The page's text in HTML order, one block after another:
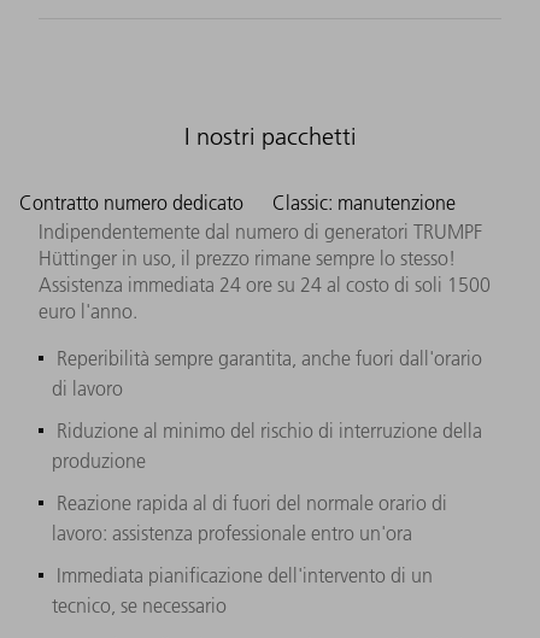
I nostri pacchetti
Contratto numero dedicato
Indipendentemente dal numero di generatori TRUMPF
Hüttinger in uso, il prezzo rimane sempre lo stesso!
Assistenza immediata 24 ore su 24 al costo di soli 1500
euro l'anno.
Reperibilità sempre garantita, anche fuori dall'orario
di lavoro
Riduzione al minimo del rischio di interruzione della
produzione
Reazione rapida al di fuori del normale orario di
lavoro: assistenza professionale entro un'ora
Immediata pianificazione dell'intervento di un
tecnico, se necessario
Classic: manutenzione